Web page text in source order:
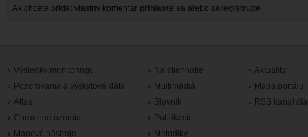
Ak chcete pridat vlastny komentar prihlaste sa alebo zaregistrujte
Výsledky monitoringu
Pozorovania a výskytové dáta
Atlas
Chránené územia
Mapové nástroje
Na stiahnutie
Multimédiá
Slovník
Publikácie
Metodiky
Aktuality
Mapa portálu
RSS kanál